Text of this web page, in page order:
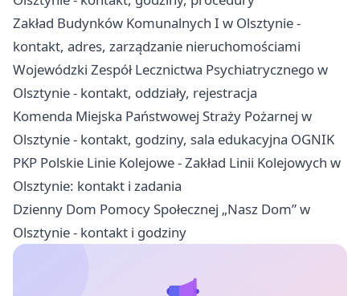
Zakład Budynków Komunalnych I w Olsztynie -
kontakt, adres, zarządzanie nieruchomościami
Wojewódzki Zespół Lecznictwa Psychiatrycznego w
Olsztynie - kontakt, oddziały, rejestracja
Komenda Miejska Państwowej Straży Pożarnej w
Olsztynie - kontakt, godziny, sala edukacyjna OGNIK
PKP Polskie Linie Kolejowe - Zakład Linii Kolejowych w
Olsztynie: kontakt i zadania
Dzienny Dom Pomocy Społecznej „Nasz Dom” w
Olsztynie - kontakt i godziny